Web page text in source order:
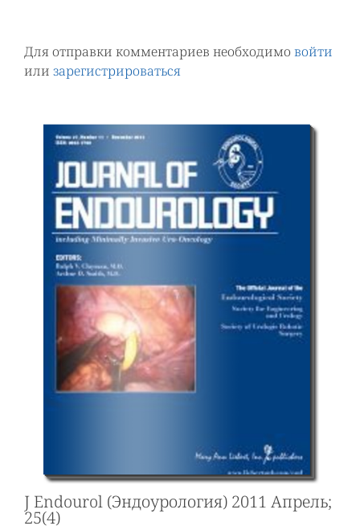
Для отправки комментариев необходимо войти
или зарегистрироваться
J Endourol (Эндоурология) 2011 Апрель;
25(4)